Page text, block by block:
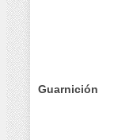
Guarnición